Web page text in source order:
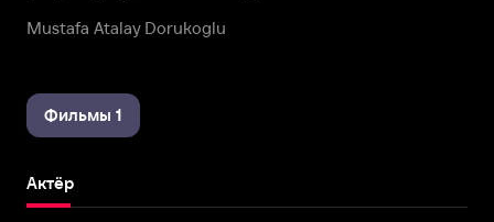
Mustafa Atalay Dorukoglu
Фильмы 1
Актёр